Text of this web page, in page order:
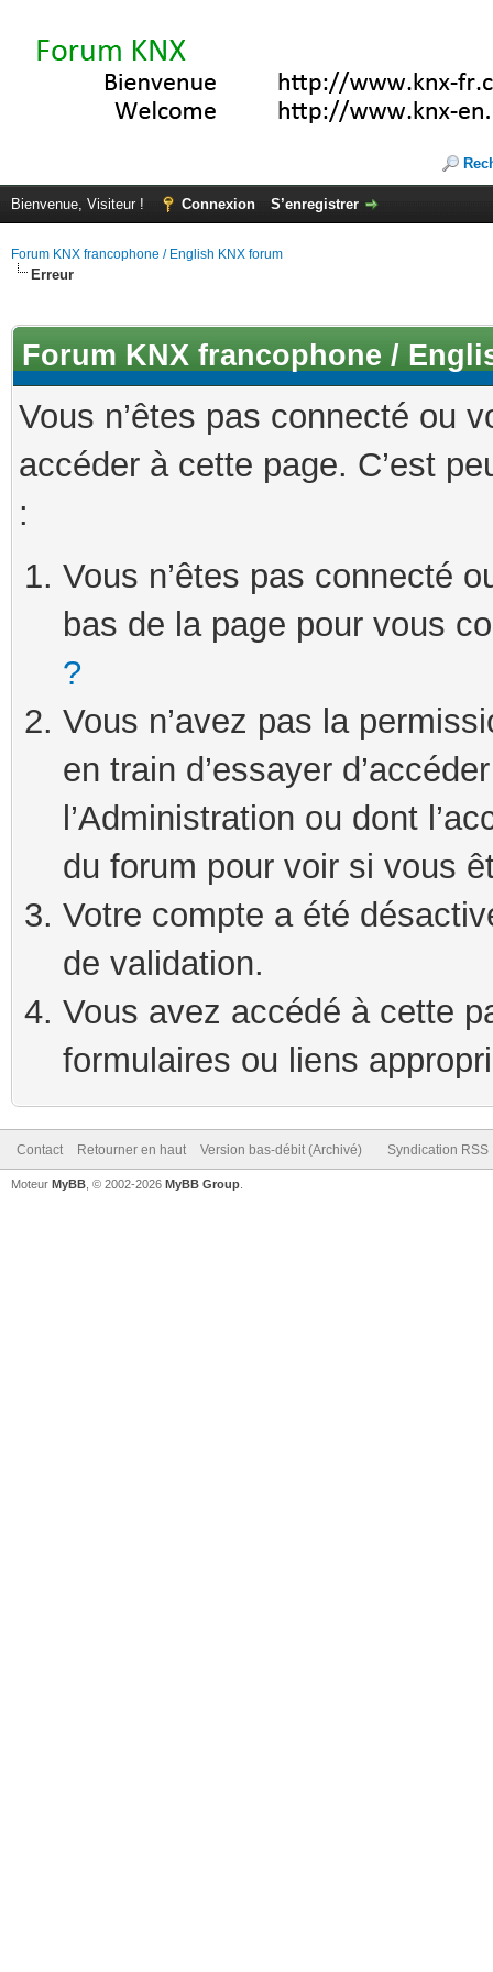
Bienvenue, Visiteur ! Connexion S’enregistrer
Forum KNX francophone / English KNX forum
Erreur
Forum KNX francophone /
Vous n’êtes pas connecté ou
accéder à cette page. C’est
:
Vous n’êtes pas connecté
bas de la page pour vous
?
Vous n’avez pas la
en train d’essayer
l’Administration ou dont
du forum pour voir si vous
Votre compte a été
de validation.
Vous avez accédé à cette
formulaires ou liens
Contact Retourner en haut Version bas-débit (Archivé) Syndication RSS
Moteur MyBB , © 2002-2026 MyBB Group